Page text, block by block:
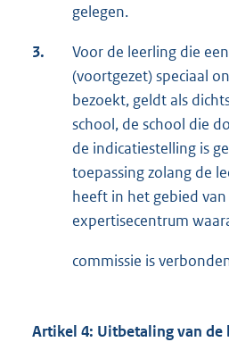
gelegen.
3.
Voor de leerling die
(voortgezet) speciaal
bezoekt, geldt als
school, de school die
de indicatiestelling is
toepassing zolang de
heeft in het gebied
expertisecentrum
commissie is
Artikel 4: Uitbetaling van de